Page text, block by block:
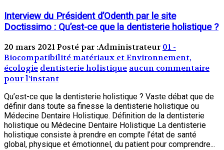
Interview du Président d’Odenth par le site
Doctissimo : Qu’est-ce que la dentisterie holistique ?
20 mars 2021Posté par :Administrateur 01 -
Biocompatibilité matériaux et Environnement,
écologie dentisterie holistique aucun commentaire
pour l'instant
Qu’est-ce que la dentisterie holistique ? Vaste débat que de
définir dans toute sa finesse la dentisterie holistique ou
Médecine Dentaire Holistique. Définition de la dentisterie
holistique ou Médecine Dentaire Holistique La dentisterie
holistique consiste à prendre en compte l’état de santé
global, physique et émotionnel, du patient pour comprendre...